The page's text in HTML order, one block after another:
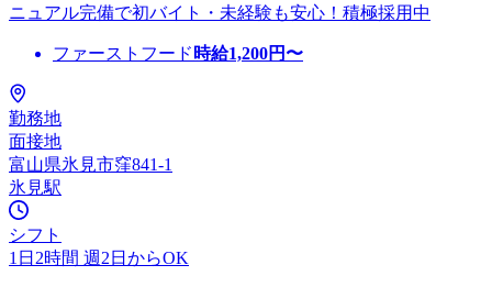
ニュアル完備で初バイト・未経験も安心！積極採用中
ファーストフード 時給1,200円〜
勤務地
面接地
富山県氷見市窪841-1
氷見駅
シフト
1日2時間 週2日からOK